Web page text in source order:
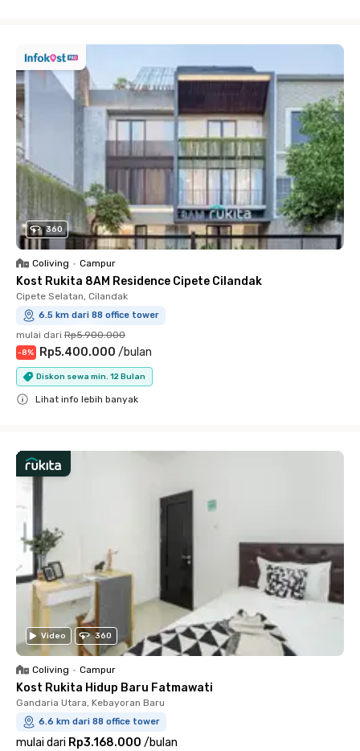
360
Coliving • Campur
Kost Rukita 8AM Residence Cipete Cilandak
Cipete Selatan, Cilandak
6.5 km dari 88 office tower
mulai dari Rp5.900.000
-8% Rp5.400.000 /bulan
Diskon sewa min. 12 Bulan
Lihat info lebih banyak
Video 360
Coliving • Campur
Kost Rukita Hidup Baru Fatmawati
Gandaria Utara, Kebayoran Baru
6.6 km dari 88 office tower
mulai dari Rp3.168.000 /bulan